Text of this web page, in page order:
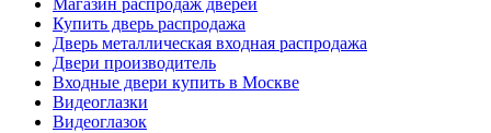
Магазин распродаж дверей
Купить дверь распродажа
Дверь металлическая входная распродажа
Двери производитель
Входные двери купить в Москве
Видеоглазки
Видеоглазок